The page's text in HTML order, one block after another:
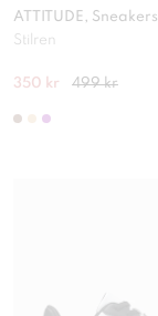
ATTITUDE, Sneakers
Stilren
350 kr 499 kr